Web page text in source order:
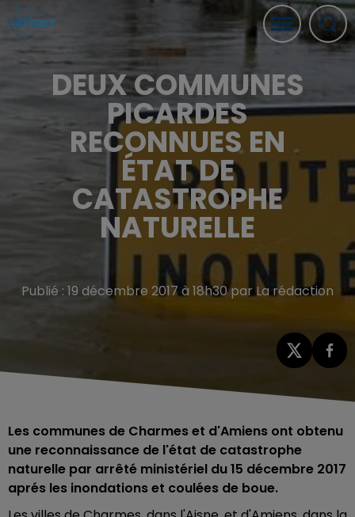
DEUX COMMUNES
PICARDES
RECONNUES EN
ÉTAT DE
CATASTROPHE
NATURELLE
Publié : 19 décembre 2017 à 18h30 par La rédaction
Les communes de Charmes et d'Amiens ont obtenu
une reconnaissance de l'état de catastrophe
naturelle par arrêté ministériel du 15 décembre 2017
aprés les inondations et coulées de boue.